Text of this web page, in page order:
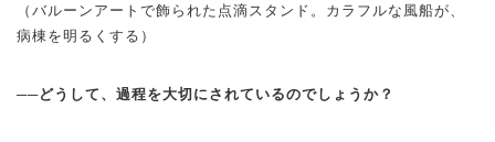
（バルーンアートで飾られた点滴スタンド。カラフルな風船が、
病棟を明るくする）
──どうして、過程を大切にされているのでしょうか？